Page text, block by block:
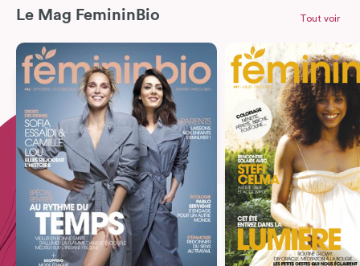
Le Mag FemininBio Tout voir